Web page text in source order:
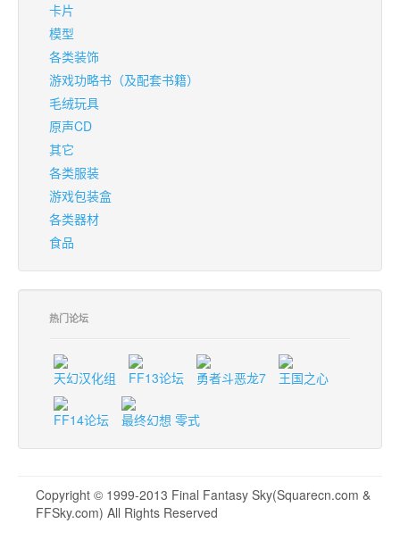
旧版临时
卡片
模型
各类装饰
游戏功略书（及配套书籍）
毛绒玩具
原声CD
其它
各类服装
游戏包装盒
各类器材
食品
热门论坛
天幻汉化组 FF13论坛 勇者斗恶龙7 王国之心
FF14论坛 最终幻想 零式
Copyright © 1999-2013 Final Fantasy Sky(Squarecn.com &
FFSky.com) All Rights Reserved